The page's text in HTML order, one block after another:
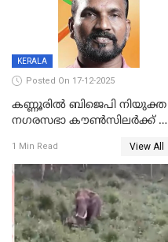
KERALA
Posted On 17-12-2025
കണ്ണൂരിൽ ബിജെപി നിയുക്ത
നഗരസഭാ കൗൺസിലർക്ക് 36
1 Min Read View All